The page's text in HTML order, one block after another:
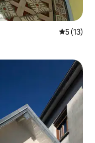
5 (13)